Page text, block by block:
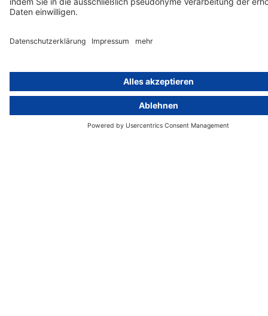
KI und Datenschutz
Whistleblowing-Ombudsperson
Wichtige Gesetze als Volltext
Über uns
activeMind AG (Deutschland)
activeMind.ch (Schweiz)
activeMind.uk (Vereinigtes